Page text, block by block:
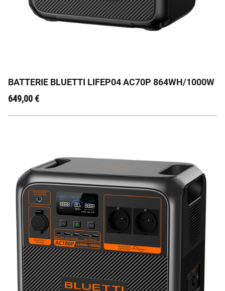
BATTERIE BLUETTI LIFEP04 AC70P 864WH/1000W
649,00€